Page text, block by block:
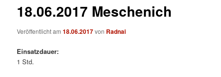
18.06.2017 Meschenich
Veröffentlicht am18.06.2017von Radnai
Einsatzdauer:
1 Std.